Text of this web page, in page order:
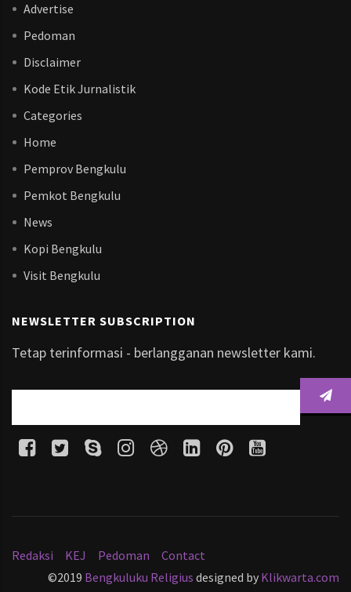
Advertise
Pedoman
Disclaimer
Kode Etik Jurnalistik
Categories
Home
Pemprov Bengkulu
Pemkot Bengkulu
News
Kopi Bengkulu
Visit Bengkulu
NEWSLETTER SUBSCRIPTION
Tetap terinformasi - berlangganan newsletter kami.
Redaksi KEJ Pedoman
Contact
©2019 Bengkuluku Religius designed by Klikwarta.com